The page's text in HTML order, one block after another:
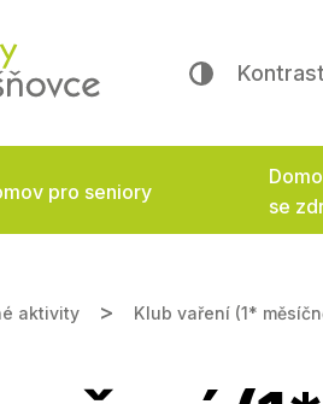
Kontrast
pro seniory
se
aktivity Klub vaření (1*